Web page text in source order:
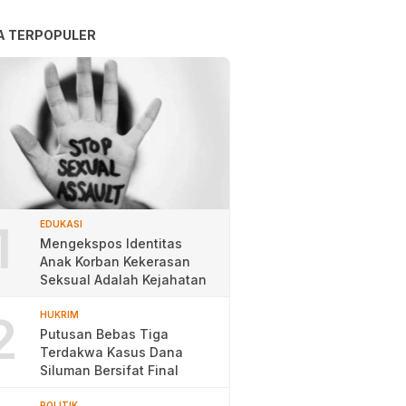
TERPOPULER
EDUKASI
Mengekspos Identitas
Anak Korban Kekerasan
Seksual Adalah Kejahatan
HUKRIM
Putusan Bebas Tiga
Terdakwa Kasus Dana
Siluman Bersifat Final